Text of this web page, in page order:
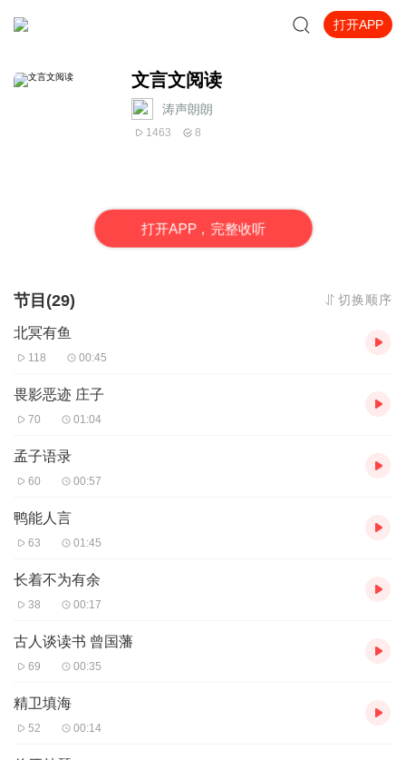
打开APP
文言文阅读
涛声朗朗
1463 8
打开APP，完整收听
节目(29) 切换顺序
北冥有鱼
118 00:45
畏影恶迹 庄子
70 01:04
孟子语录
60 00:57
鸭能人言
63 01:45
长着不为有余
38 00:17
古人谈读书 曾国藩
69 00:35
精卫填海
52 00:14